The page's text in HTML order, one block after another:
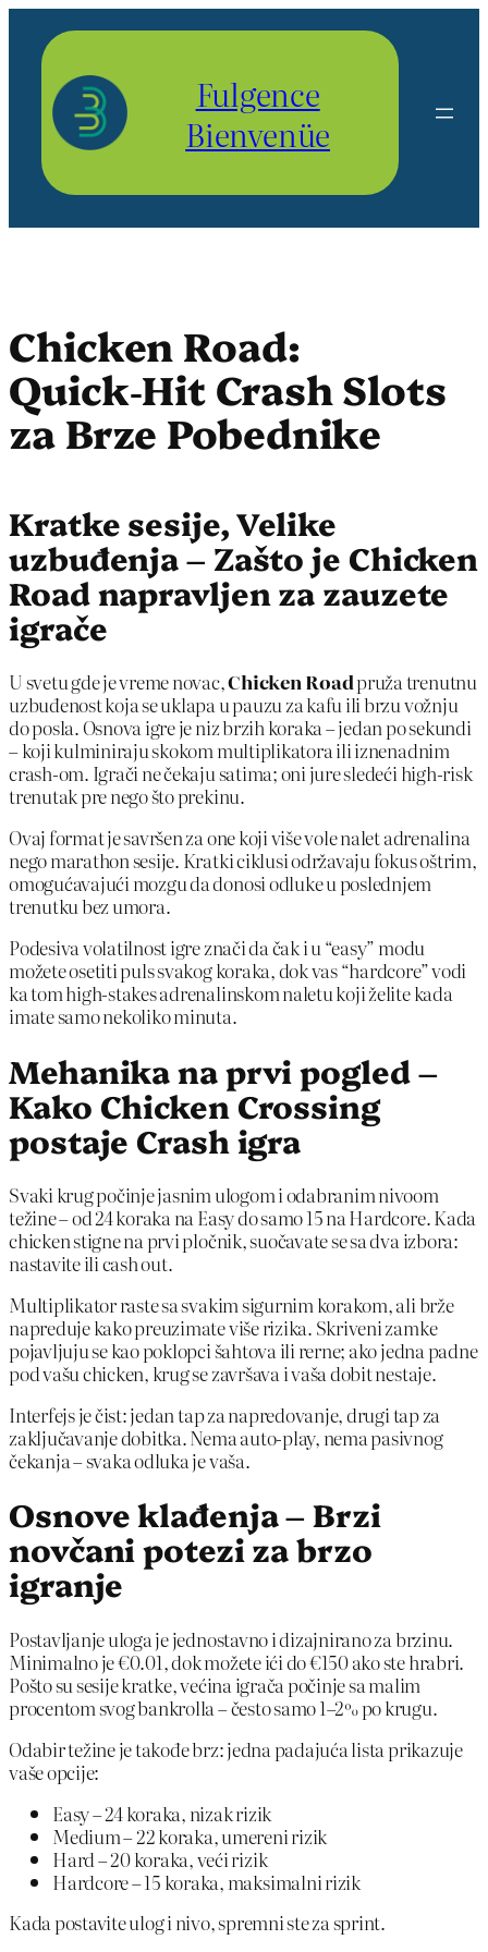
contenu
Fulgence
Bienvenüe
Chicken Road:
Quick‑Hit Crash Slots
za Brze Pobednike
Kratke sesije, Velike
uzbuđenja – Zašto je Chicken
Road napravljen za zauzete
igrače
U svetu gde je vreme novac,Chicken Roadpruža trenutnu
uzbuđenost koja se uklapa u pauzu za kafu ili brzu vožnju
do posla. Osnova igre je niz brzih koraka – jedan po sekundi
– koji kulminiraju skokom multiplikatora ili iznenadnim
crash-om. Igrači ne čekaju satima; oni jure sledeći high‑risk
trenutak pre nego što prekinu.
Ovaj format je savršen za one koji više vole nalet adrenalina
nego marathon sesije. Kratki ciklusi održavaju fokus oštrim,
omogućavajući mozgu da donosi odluke u poslednjem
trenutku bez umora.
Podesiva volatilnost igre znači da čak i u “easy” modu
možete osetiti puls svakog koraka, dok vas “hardcore” vodi
ka tom high‑stakes adrenalinskom naletu koji želite kada
imate samo nekoliko minuta.
Mehanika na prvi pogled –
Kako Chicken Crossing
postaje Crash igra
Svaki krug počinje jasnim ulogom i odabranim nivoom
težine – od 24 koraka na Easy do samo 15 na Hardcore. Kada
chicken stigne na prvi pločnik, suočavate se sa dva izbora:
nastavite ili cash out.
Multiplikator raste sa svakim sigurnim korakom, ali brže
napreduje kako preuzimate više rizika. Skriveni zamke
pojavljuju se kao poklopci šahtova ili rerne; ako jedna padne
pod vašu chicken, krug se završava i vaša dobit nestaje.
Interfejs je čist: jedan tap za napredovanje, drugi tap za
zaključavanje dobitka. Nema auto‑play, nema pasivnog
čekanja – svaka odluka je vaša.
Osnove klađenja – Brzi
novčani potezi za brzo
igranje
Postavljanje uloga je jednostavno i dizajnirano za brzinu.
Minimalno je €0.01, dok možete ići do €150 ako ste hrabri.
Pošto su sesije kratke, većina igrača počinje sa malim
procentom svog bankrolla – često samo 1–2% po krugu.
Odabir težine je takođe brz: jedna padajuća lista prikazuje
vaše opcije:
Easy – 24 koraka, nizak rizik
Medium – 22 koraka, umereni rizik
Hard – 20 koraka, veći rizik
Hardcore – 15 koraka, maksimalni rizik
Kada postavite ulog i nivo, spremni ste za sprint.